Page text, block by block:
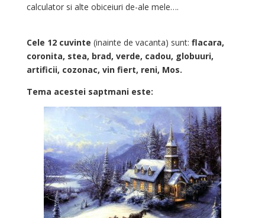
calculator si alte obiceiuri de-ale mele….
Cele 12 cuvinte (inainte de vacanta) sunt: flacara,
coronita, stea, brad, verde, cadou, globuuri,
artificii, cozonac, vin fiert, reni, Mos.
Tema acestei saptmani este: